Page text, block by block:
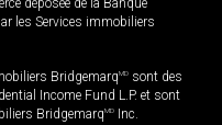
déposée de la Banque
les Services immobiliers
BridgemarqMD sont des
Income Fund L.P. et sont
BridgemarqMD Inc.